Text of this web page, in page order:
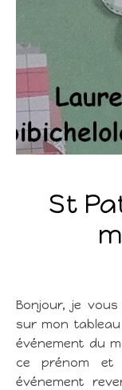
St
Bonjour, je vous propose aujourd’hui la page faite
sur mon
événement du
ce prénom et
événement